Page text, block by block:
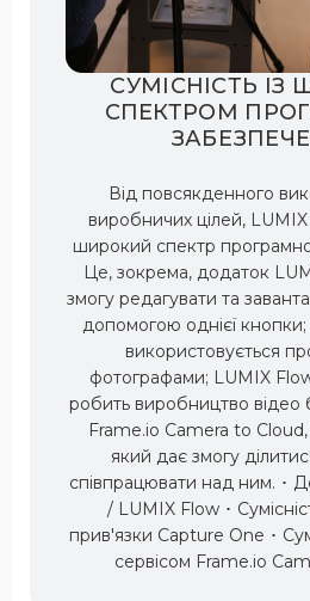
СУМІСНІСТЬ
СПЕКТРОМ
Від повсякденного
виробничих цілей,
широкий спектр
Це, зокрема, додаток
змогу редагувати та
допомогою однієї
використовується
фотографами; LUMIX
робить виробництво відео
Frame.io Camera to
який дає змогу
співпрацювати над ним. ･
/ LUMIX Flow ･
прив'язки Capture One ･
сервісом Frame.io